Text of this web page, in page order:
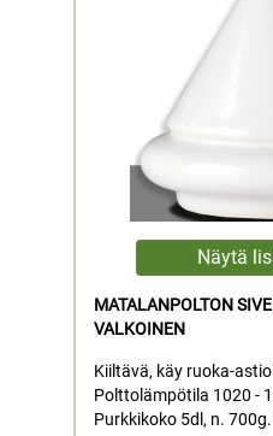
MATALANPOLTON
VALKOINEN
Kiiltävä, käy ruoka-
Polttolämpötila 1020 -
Purkkikoko 5dl, n. 700g.